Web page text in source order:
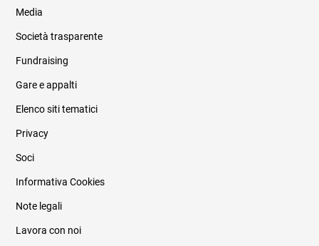
Informazioni legali e trasparenza
Media
Società trasparente
Fundraising
Gare e appalti
Elenco siti tematici
Privacy
Soci
Informativa Cookies
Note legali
Lavora con noi